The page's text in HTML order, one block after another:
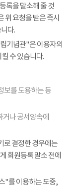
록을 말소해 줄 것
위 요청을 받은 즉시
다.
기념관"은 이용자의
수 있습니다.
보를 도용하는 등
나 공서양속에
로 결정한 경우에는
회원등록 말소 전에
"를 이용하는 도중,